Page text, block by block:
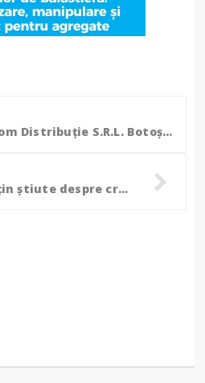
(A) S.C.Doly-Com Distribuție S.R.L. Botoșani angajează Responsabil SSM
(P) 5 lucruri mai puțin știute despre creierul uman